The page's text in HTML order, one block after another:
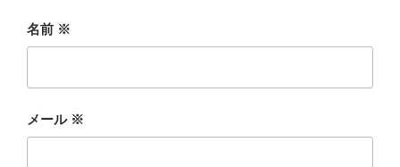
名前 ※
メール ※